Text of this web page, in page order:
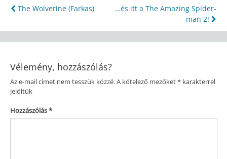
Bejegyzés
navigáció
The Wolverine (Farkas)
…és itt a The Amazing Spider-
man 2!
Vélemény, hozzászólás?
Az e-mail címet nem tesszük közzé.A kötelező mezőket*karakterrel
jelöltük
Hozzászólás*